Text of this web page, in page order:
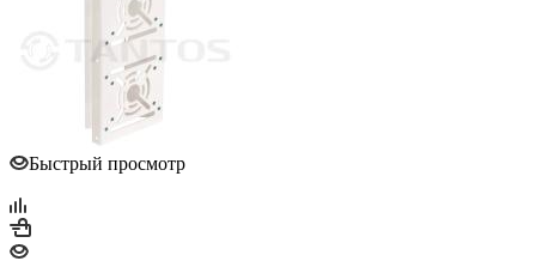
Быстрый просмотр